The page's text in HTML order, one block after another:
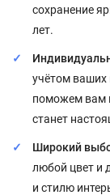
сохранение
лет.
учётом
поможем вам
станет
Широкий
любой цвет и
и стилю